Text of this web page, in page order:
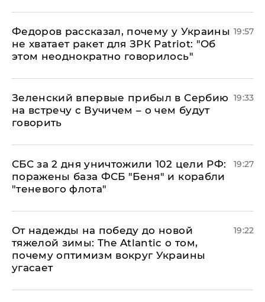
Федоров рассказал, почему у Украины
не хватает ракет для ЗРК Patriot: "Об
этом неоднократно говорилось"
19:57
Зеленский впервые прибыл в Сербию
на встречу с Вучичем – о чем будут
говорить
19:33
СБС за 2 дня уничтожили 102 цели РФ:
поражены база ФСБ "Беня" и корабли
"теневого флота"
19:27
От надежды на победу до новой
тяжелой зимы: The Atlantic о том,
почему оптимизм вокруг Украины
угасает
19:22